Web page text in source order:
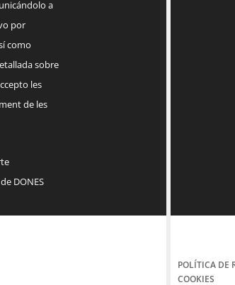
a
por
como
sobre
les
de les
DONES
POLÍTICA DE
COOKIES